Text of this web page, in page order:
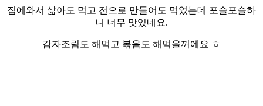
집에와서 삶아도 먹고 전으로 만들어도 먹었는데 포슬포슬하
니 너무 맛있네요.
감자조림도 해먹고 볶음도 해먹을꺼에요 ㅎ